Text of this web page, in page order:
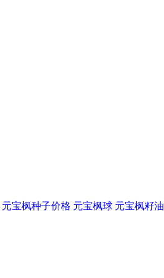
元宝枫种子价格 元宝枫球 元宝枫籽油